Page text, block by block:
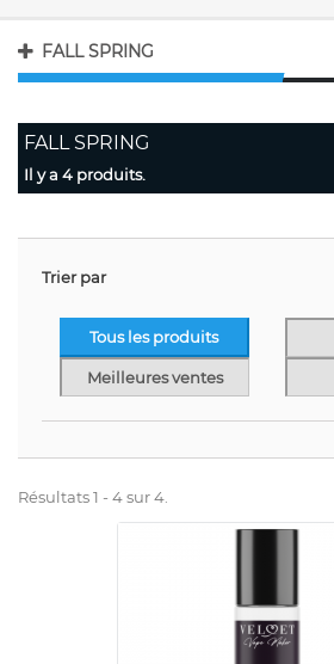
FALL SPRING
FALL SPRING
Il y a 4 produits.
Trier par
Tous les produits
Meilleures ventes
Résultats 1 - 4 sur 4.